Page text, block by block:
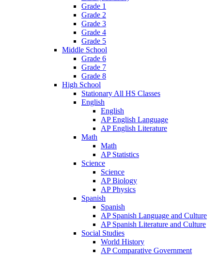
Grade 1
Grade 2
Grade 3
Grade 4
Grade 5
Middle School
Grade 6
Grade 7
Grade 8
High School
Stationary All HS Classes
English
English
AP English Language
AP English Literature
Math
Math
AP Statistics
Science
Science
AP Biology
AP Physics
Spanish
Spanish
AP Spanish Language and Culture
AP Spanish Literature and Culture
Social Studies
World History
AP Comparative Government